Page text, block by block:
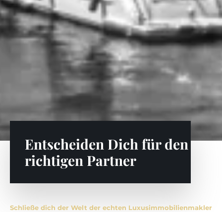
Entscheiden Dich für den
richtigen Partner
Schließe dich der Welt der echten Luxusimmobilienmakler